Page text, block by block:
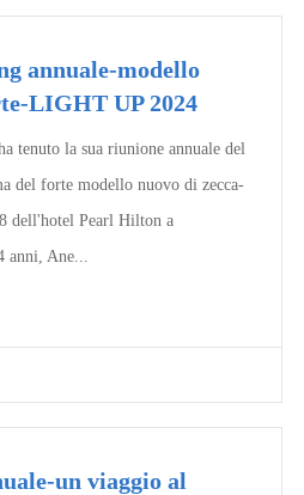
annuale-modello
LIGHT UP 2024
tenuto la sua riunione annuale del
del forte modello nuovo di zecca-
dell'hotel Pearl Hilton a
anni, Ane...
un viaggio al